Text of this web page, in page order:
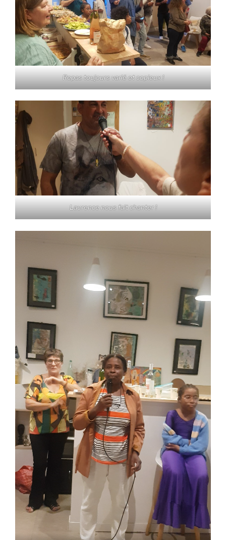
Repas toujours varié et copieux !
Laurence nous fait chanter !